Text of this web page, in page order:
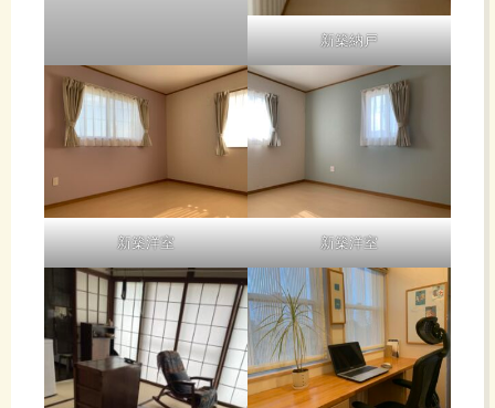
新築納戸
新築洋室 新築洋室